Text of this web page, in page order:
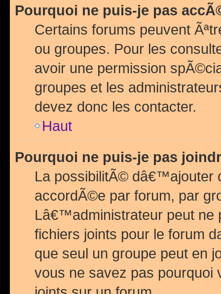
Pourquoi ne puis-je pas
Certains forums peuvent
ou groupes. Pour les
avoir une permission
groupes et les
devez donc les contacter.
Haut
Pourquoi ne puis-je pas
La possibilitÃ© dâ€™ajouter
accordÃ©e par forum, par
Lâ€™administrateur peut
fichiers joints pour le forum
que seul un groupe peut en
vous ne savez pas pourquoi